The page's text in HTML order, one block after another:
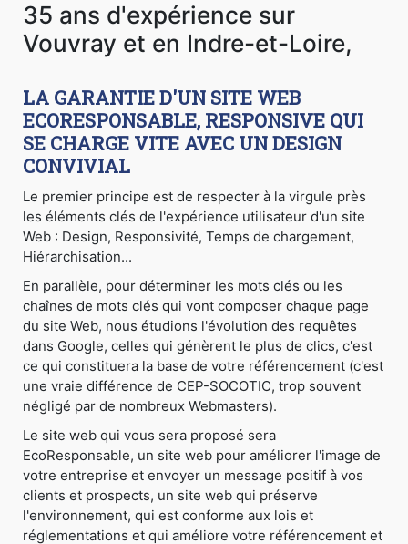
35 ans d'expérience sur
Vouvray et en Indre-et-Loire,
LA GARANTIE D'UN SITE WEB
ECORESPONSABLE, RESPONSIVE QUI
SE CHARGE VITE AVEC UN DESIGN
CONVIVIAL
Le premier principe est de respecter à la virgule près
les éléments clés de l'expérience utilisateur d'un site
Web : Design, Responsivité, Temps de chargement,
Hiérarchisation...
En parallèle, pour déterminer les mots clés ou les
chaînes de mots clés qui vont composer chaque page
du site Web, nous étudions l'évolution des requêtes
dans Google, celles qui génèrent le plus de clics, c'est
ce qui constituera la base de votre référencement (c'est
une vraie différence de CEP-SOCOTIC, trop souvent
négligé par de nombreux Webmasters).
Le site web qui vous sera proposé sera
EcoResponsable, un site web pour améliorer l'image de
votre entreprise et envoyer un message positif à vos
clients et prospects, un site web qui préserve
l'environnement, qui est conforme aux lois et
réglementations et qui améliore votre référencement et